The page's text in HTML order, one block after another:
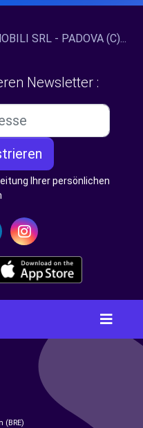
SRL - PADOVA (C)...
Newsletter :
Ihrer persönlichen
(BRE)